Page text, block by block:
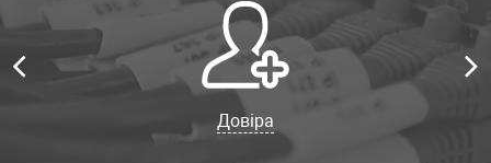
Довіра